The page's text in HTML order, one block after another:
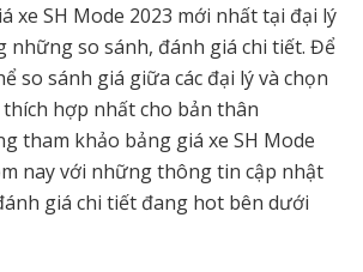
xe SH Mode 2023 mới nhất tại đại lý
những so sánh, đánh giá chi tiết. Để
so sánh giá giữa các đại lý và chọn
hợp nhất cho bản thân
tham khảo bảng giá xe SH Mode
nay với những thông tin cập nhật
giá chi tiết đang hot bên dưới